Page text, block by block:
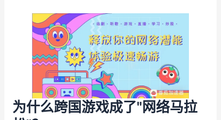
为什么跨国游戏成了"网络马拉